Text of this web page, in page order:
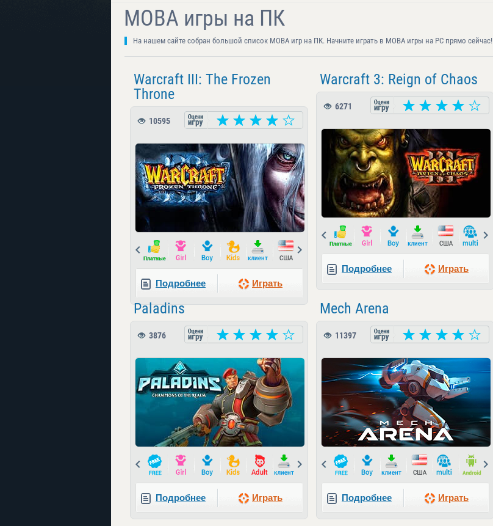
MOBA игры на ПК
На нашем сайте собран большой список MОВА игр на ПК. Начните играть в MOBA игры на PC прямо сейчас!
Warcraft III: The Frozen
Throne
10595
Prev
Подробнее Играть
Warcraft 3: Reign of Chaos
6271
Prev
Подробнее Играть
Paladins
3876
Prev
Подробнее Играть
Mech Arena
11397
Prev
Подробнее Играть